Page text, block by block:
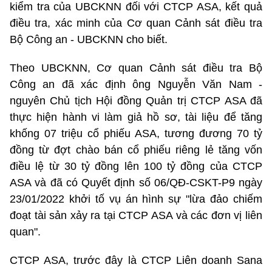
kiểm tra của UBCKNN đối với CTCP ASA, kết quả
điều tra, xác minh của Cơ quan Cảnh sát điều tra
Bộ Công an - UBCKNN cho biết.
Theo UBCKNN, Cơ quan Cảnh sát điều tra Bộ
Công an đã xác định ông Nguyễn Văn Nam -
nguyên Chủ tịch Hội đồng Quản trị CTCP ASA đã
thực hiện hành vi làm giả hồ sơ, tài liệu để tăng
khống 07 triệu cổ phiếu ASA, tương đương 70 tỷ
đồng từ đợt chào bán cổ phiếu riêng lẻ tăng vốn
điều lệ từ 30 tỷ đồng lên 100 tỷ đồng của CTCP
ASA và đã có Quyết định số 06/QĐ-CSKT-P9 ngày
23/01/2022 khởi tố vụ án hình sự "lừa đảo chiếm
đoạt tài sản xảy ra tại CTCP ASA và các đơn vị liên
quan".
CTCP ASA, trước đây là CTCP Liên doanh Sana